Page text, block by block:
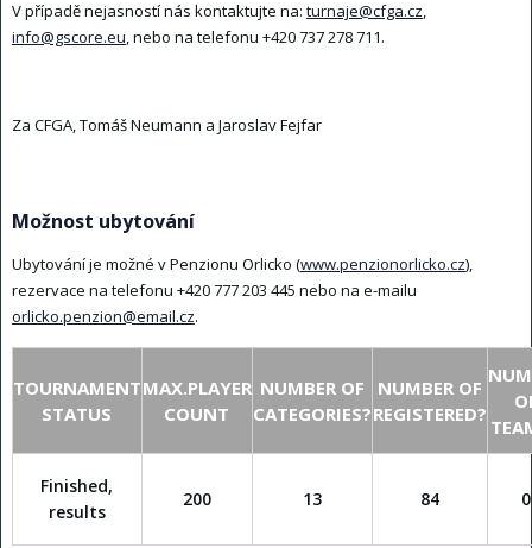
V případě nejasností nás kontaktujte na: turnaje@cfga.cz,
info@gscore.eu, nebo na telefonu +420 737 278 711.
Za CFGA, Tomáš Neumann a Jaroslav Fejfar
Možnost ubytování
Ubytování je možné v Penzionu Orlicko (www.penzionorlicko.cz),
rezervace na telefonu +420 777 203 445 nebo na e-mailu
orlicko.penzion@email.cz.
TOURNAMENT
STATUS
MAX.PLAYER
COUNT
NUMBER OF
CATEGORIES?
NUMBER OF
REGISTERED?
Finished,
results
200 13 84 0